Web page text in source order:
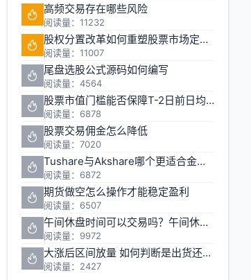
高频交易存在哪些风险
阅读量：11232
股权分置改革如何重塑股票市场定价机制
阅读量：11007
尾盘选股公式源码如何编写
阅读量：4564
股票市值门槛能否保障T-2日前日均市值1万元的投资安全
阅读量：6878
股票交易佣金怎么降低
阅读量：7020
Tushare与Akshare哪个更适合金融数据获取
阅读量：6872
期货做空怎么操作才能稳定盈利
阅读量：6507
午间休盘时间可以交易吗？午间休盘对股票期货投资有什么影响
阅读量：9972
大涨后区间放量 如何判断是出货还是洗盘
阅读量：2427